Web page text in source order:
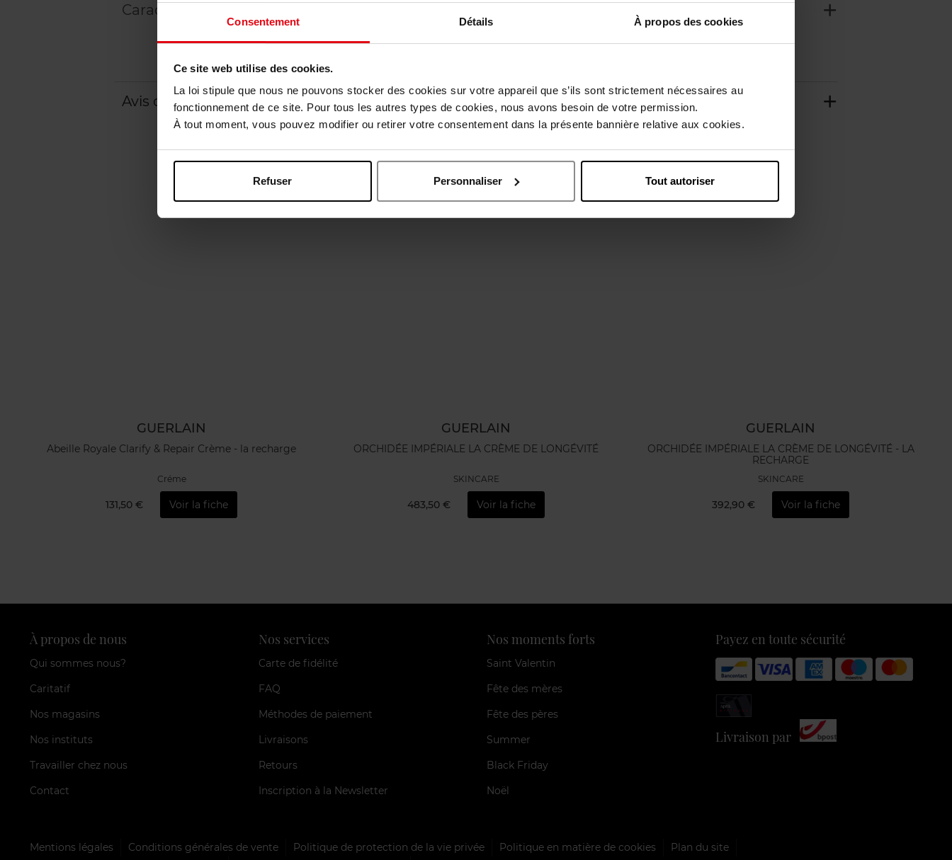
Consentement Détails À propos des cookies
Ce site web utilise des cookies.
La loi stipule que nous ne pouvons stocker des cookies sur votre appareil que s’ils sont strictement nécessaires au
fonctionnement de ce site. Pour tous les autres types de cookies, nous avons besoin de votre permission.
À tout moment, vous pouvez modifier ou retirer votre consentement dans la présente bannière relative aux cookies.
Refuser Personnaliser Tout autoriser
Caractéristiques
Avis client Politique relative aux avis des clients
Oublié quelque chose ?
GUERLAIN
Abeille Royale Clarify & Repair Crème - la recharge
Créme
131,50 € Voir la fiche
GUERLAIN
ORCHIDÉE IMPÉRIALE LA CRÈME DE LONGÉVITÉ
SKINCARE
483,50 € Voir la fiche
GUERLAIN
ORCHIDÉE IMPÉRIALE LA CRÈME DE LONGÉVITÉ - LA
RECHARGE
SKINCARE
392,90 € Voir la fiche
À propos de nous
Qui sommes nous?
Caritatif
Nos magasins
Nos instituts
Travailler chez nous
Contact
Nos services
Carte de fidélité
FAQ
Méthodes de paiement
Livraisons
Retours
Inscription à la Newsletter
Nos moments forts
Saint Valentin
Fête des mères
Fête des pères
Summer
Black Friday
Noël
Payez en toute sécurité
Livraison par
Mentions légales Conditions générales de vente Politique de protection de la vie privée Politique en matière de cookies
Plan du site